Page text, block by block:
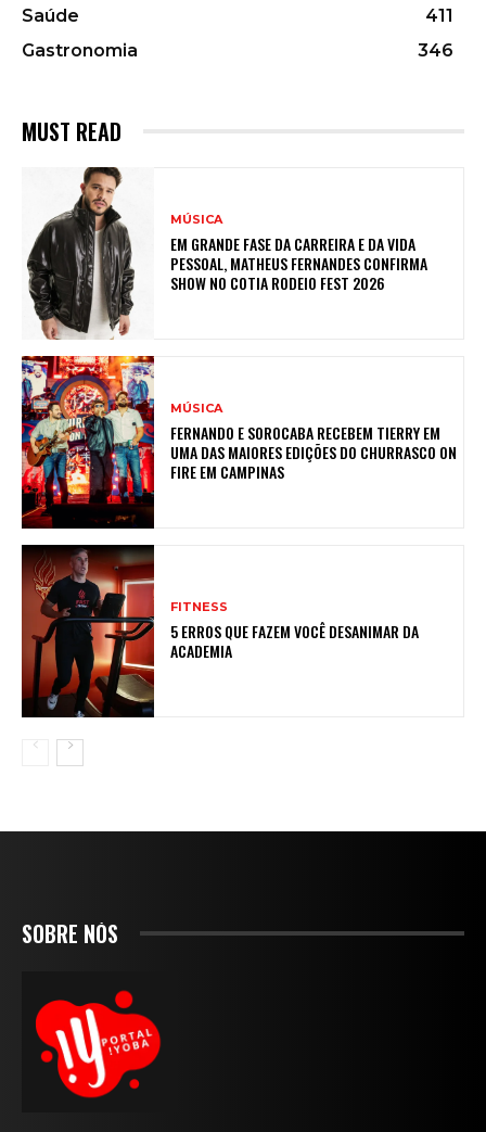
Saúde
411
Gastronomia
346
MUST READ
MÚSICA
EM GRANDE FASE DA CARREIRA E DA VIDA
PESSOAL, MATHEUS FERNANDES CONFIRMA
SHOW NO COTIA RODEIO FEST 2026
MÚSICA
FERNANDO E SOROCABA RECEBEM TIERRY EM
UMA DAS MAIORES EDIÇÕES DO CHURRASCO ON
FIRE EM CAMPINAS
FITNESS
5 ERROS QUE FAZEM VOCÊ DESANIMAR DA
ACADEMIA
SOBRE NÓS